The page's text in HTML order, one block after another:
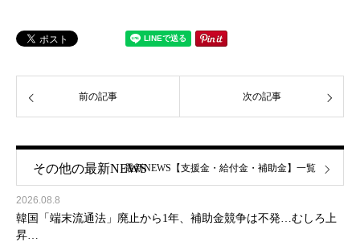
前の記事 次の記事
その他の最新NEWS
2026.08.8
韓国「端末流通法」廃止から1年、補助金競争は不発…むしろ上
昇…
最新NEWS【支援金・給付金・補助金】一覧